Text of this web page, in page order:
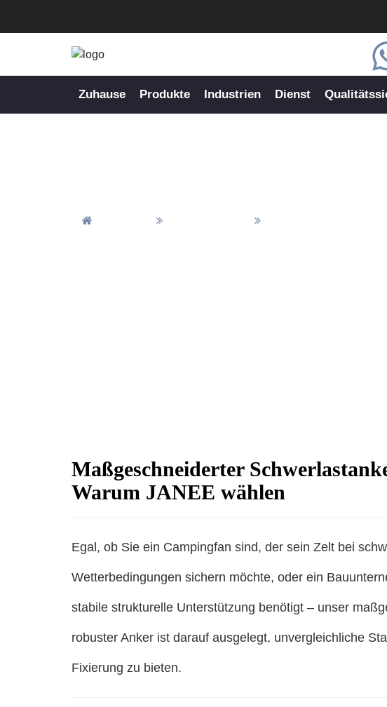
Zuhause Produkte Industrien Dienst
Maßgeschneiderter
Warum JANEE wählen
Egal, ob Sie ein Campingfan sind, der sein Zelt bei
Wetterbedingungen sichern möchte, oder ein
stabile strukturelle Unterstützung benötigt – unser
robuster Anker ist darauf ausgelegt, unvergleichliche
Fixierung zu bieten.